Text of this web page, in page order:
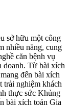
sở hữu một công
nhiều năng, cung
căn bệnh vụ
doanh. Từ bài xích
đến bài xích
trải nghiệm khách
thực sức Khủng
bài xích toán Gia